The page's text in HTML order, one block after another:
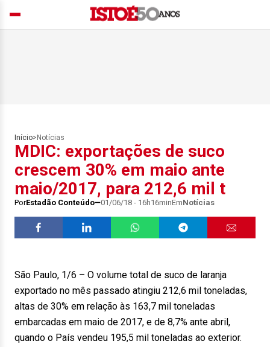
Início> Notícias
MDIC: exportações de suco
crescem 30% em maio ante
maio/2017, para 212,6 mil t
PorEstadão Conteúdo 01/06/18 - 16h16minEmNotícias
São Paulo, 1/6 – O volume total de suco de laranja
exportado no mês passado atingiu 212,6 mil toneladas,
altas de 30% em relação às 163,7 mil toneladas
embarcadas em maio de 2017, e de 8,7% ante abril,
quando o País vendeu 195,5 mil toneladas ao exterior.